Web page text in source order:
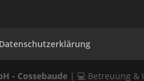
Datenschutzerklärung
- Cossebaude | 💻 Betreuung &